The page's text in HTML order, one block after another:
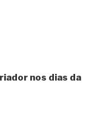
nos dias da